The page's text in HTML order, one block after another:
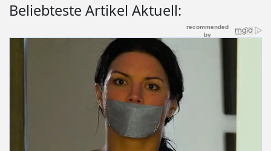
Beliebteste Artikel Aktuell: